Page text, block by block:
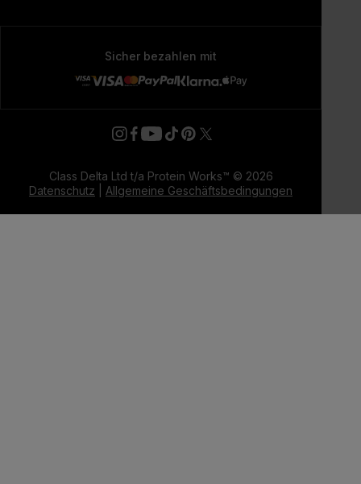
Sicher bezahlen mit
Class Delta Ltd t/a Protein Works™ © 2026
Datenschutz
Allgemeine Geschäftsbedingungen